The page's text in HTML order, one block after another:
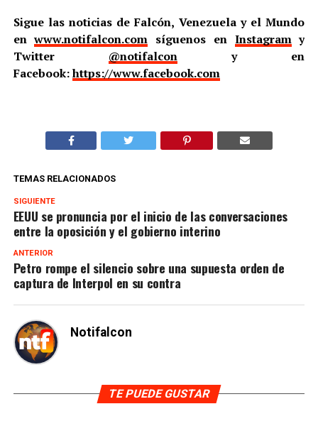
Sigue las noticias de Falcón, Venezuela y el Mundo
enwww.notifalcon.com síguenos en Instagramy
Twitter @notifalcony en
Facebook:https://www.facebook.com
TEMAS RELACIONADOS
SIGUIENTE
EEUU se pronuncia por el inicio de las conversaciones
entre la oposición y el gobierno interino
ANTERIOR
Petro rompe el silencio sobre una supuesta orden de
captura de Interpol en su contra
Notifalcon
TE PUEDE GUSTAR